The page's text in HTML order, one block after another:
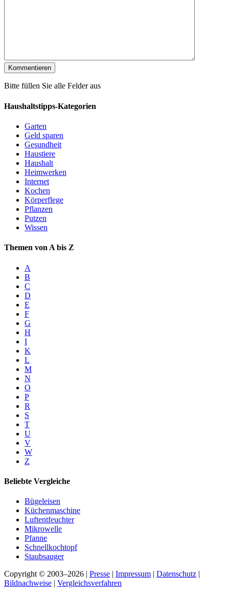
Bitte füllen Sie alle Felder aus
Haushaltstipps-Kategorien
Garten
Geld sparen
Gesundheit
Haustiere
Haushalt
Heimwerken
Internet
Kochen
Körperflege
Pflanzen
Putzen
Wissen
Themen von A bis Z
A
B
C
D
E
F
G
H
I
K
L
M
N
O
P
R
S
T
U
V
W
Z
Beliebte Vergleiche
Bügeleisen
Küchenmaschine
Luftentfeuchter
Mikrowelle
Pfanne
Schnellkochtopf
Staubsauger
Copyright © 2003–2026 | Presse | Impressum | Datenschutz |
Bildnachweise | Vergleichsverfahren